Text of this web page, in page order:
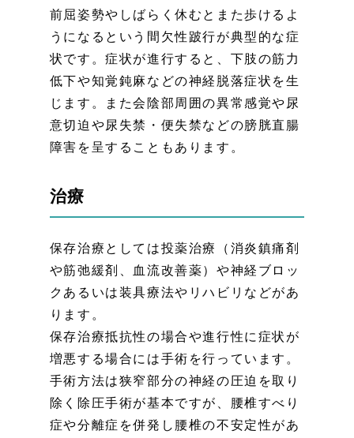
前屈姿勢やしばらく休むとまた歩けるよ
うになるという間欠性跛行が典型的な症
状です。症状が進行すると、下肢の筋力
低下や知覚鈍麻などの神経脱落症状を生
じます。また会陰部周囲の異常感覚や尿
意切迫や尿失禁・便失禁などの膀胱直腸
障害を呈することもあります。
治療
保存治療としては投薬治療（消炎鎮痛剤
や筋弛緩剤、血流改善薬）や神経ブロッ
クあるいは装具療法やリハビリなどがあ
ります。
保存治療抵抗性の場合や進行性に症状が
増悪する場合には手術を行っています。
手術方法は狭窄部分の神経の圧迫を取り
除く除圧手術が基本ですが、腰椎すべり
症や分離症を併発し腰椎の不安定性があ